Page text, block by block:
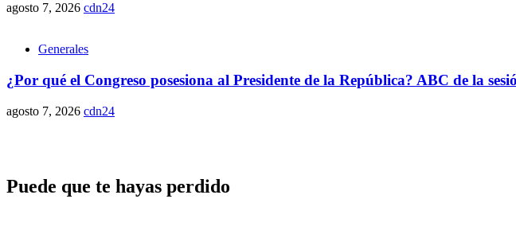
agosto 7, 2026 cdn24
Generales
¿Por qué el Congreso posesiona al Presidente de la República? ABC de la
agosto 7, 2026 cdn24
Puede que te hayas perdido